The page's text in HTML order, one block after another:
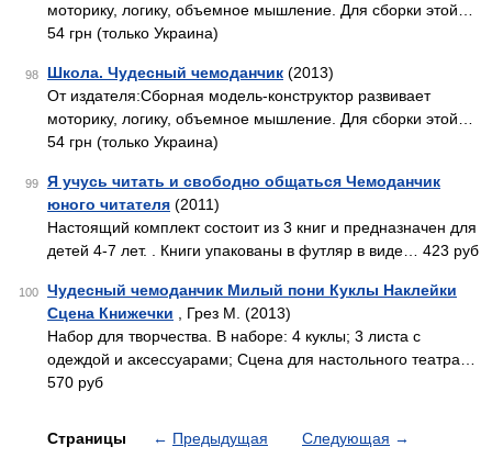
моторику, логику, объемное мышление. Для сборки этой…
54 грн (только Украина)
98 Школа. Чудесный чемоданчик (2013)
От издателя:Сборная модель-конструктор развивает
моторику, логику, объемное мышление. Для сборки этой…
54 грн (только Украина)
99
Я учусь читать и свободно общаться Чемоданчик
юного читателя (2011)
Настоящий комплект состоит из 3 книг и предназначен для
детей 4-7 лет. . Книги упакованы в футляр в виде… 423 руб
100
Чудесный чемоданчик Милый пони Куклы Наклейки
Сцена Книжечки , Грез М. (2013)
Набор для творчества. В наборе: 4 куклы; 3 листа с
одеждой и аксессуарами; Сцена для настольного театра…
570 руб
Страницы ← Предыдущая Следующая →